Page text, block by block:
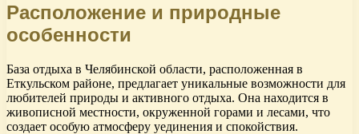
Расположение и природные
особенности
База отдыха в Челябинской области, расположенная в
Еткульском районе, предлагает уникальные возможности для
любителей природы и активного отдыха. Она находится в
живописной местности, окруженной горами и лесами, что
создает особую атмосферу уединения и спокойствия.